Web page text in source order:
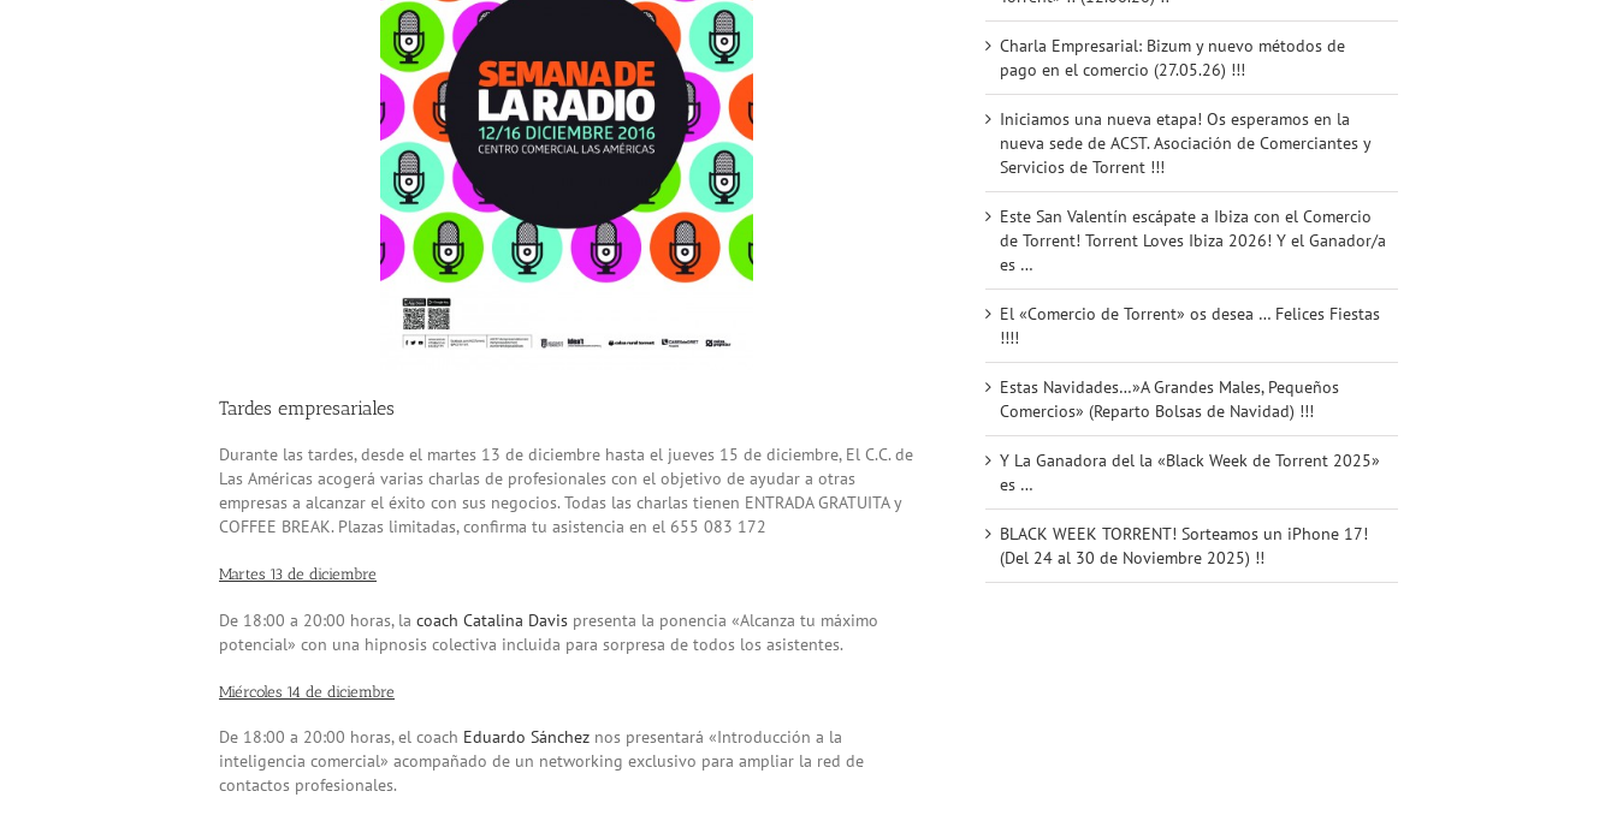
Tardes empresariales
Durante las tardes, desde el martes 13 de diciembre hasta el jueves 15 de diciembre, El C.C. de
Las Américas acogerá varias charlas de profesionales con el objetivo de ayudar a otras
empresas a alcanzar el éxito con sus negocios. Todas las charlas tienen ENTRADA GRATUITA y
COFFEE BREAK. Plazas limitadas, confirma tu asistencia en el 655 083 172
Martes 13 de diciembre
De 18:00 a 20:00 horas, la coach Catalina Davis presenta la ponencia «Alcanza tu máximo
potencial» con una hipnosis colectiva incluida para sorpresa de todos los asistentes.
Miércoles 14 de diciembre
De 18:00 a 20:00 horas, el coach Eduardo Sánchez nos presentará «Introducción a la
inteligencia comercial» acompañado de un networking exclusivo para ampliar la red de
contactos profesionales.
Charla Empresarial: Bizum y nuevo métodos de
pago en el comercio (27.05.26) !!!
Iniciamos una nueva etapa! Os esperamos en la
nueva sede de ACST. Asociación de Comerciantes y
Servicios de Torrent !!!
Este San Valentín escápate a Ibiza con el Comercio
de Torrent! Torrent Loves Ibiza 2026! Y el Ganador/a
es …
El «Comercio de Torrent» os desea … Felices Fiestas
!!!!
Estas Navidades…»A Grandes Males, Pequeños
Comercios» (Reparto Bolsas de Navidad) !!!
Y La Ganadora del la «Black Week de Torrent 2025»
es …
BLACK WEEK TORRENT! Sorteamos un iPhone 17!
(Del 24 al 30 de Noviembre 2025) !!